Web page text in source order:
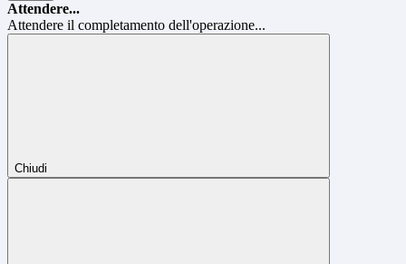
Attendere...
Attendere il completamento dell'operazione...
Chiudi